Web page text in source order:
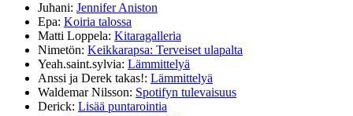
Juhani: Jennifer Aniston
Epa: Koiria talossa
Matti Loppela: Kitaragalleria
Nimetön: Keikkarapsa: Terveiset ulapalta
Yeah.saint.sylvia: Lämmittelyä
Anssi ja Derek takas!: Lämmittelyä
Waldemar Nilsson: Spotifyn tulevaisuus
Derick: Lisää puntarointia